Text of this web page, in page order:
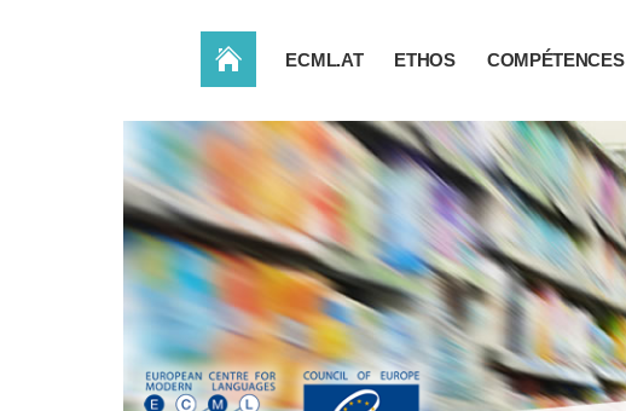
ACCUEIL ECML.AT ETHOS COMPÉTENCES